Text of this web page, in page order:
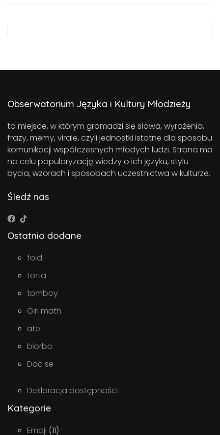
Obserwatorium Języka i Kultury Młodzieży
to miejsce, w którym gromadzi się słowa, wyrażenia,
frazy, memy, virale, czyli jednostki istotne dla sposobu
komunikacji współczesnych młodych ludzi. Strona ma
na celu popularyzację wiedzy o ich języku, stylu
bycia, wzorach i sposobach uczestnictwa w kulturze.
Śledź nas
Ostatnio dodane
foid
torta
tomboy
Girl math
ate
blorbo
Dać se
Deklaracja dostępności
Kategorie
Emoji (11)